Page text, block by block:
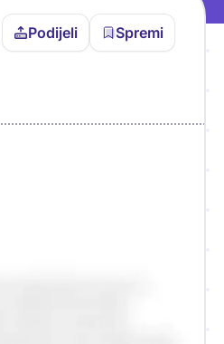
Podijeli Spremi